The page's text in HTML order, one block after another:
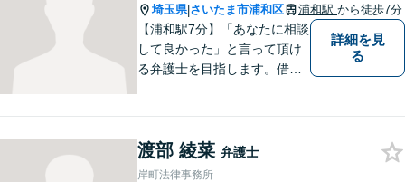
埼玉県|さいたま市浦和区 浦和駅 から徒歩7分
【浦和駅7分】「あなたに相談
して良かった」と言って頂け
る弁護士を目指します。借
さいませ。【近隣駐車場あ
り】
詳細を見
る
渡部 綾菜 弁護士
岸町法律事務所